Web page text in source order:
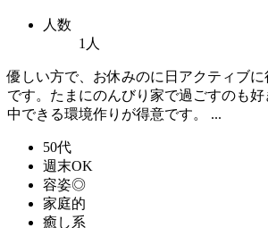
人数
1人
優しい方で、お休みのに日アクティブ
です。たまにのんびり家で過ごすのも
中できる環境作りが得意です。 ...
50代
週末OK
容姿◎
家庭的
癒し系